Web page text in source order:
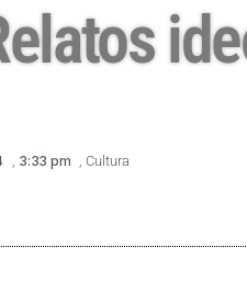
, 3:33 pm , Cultura